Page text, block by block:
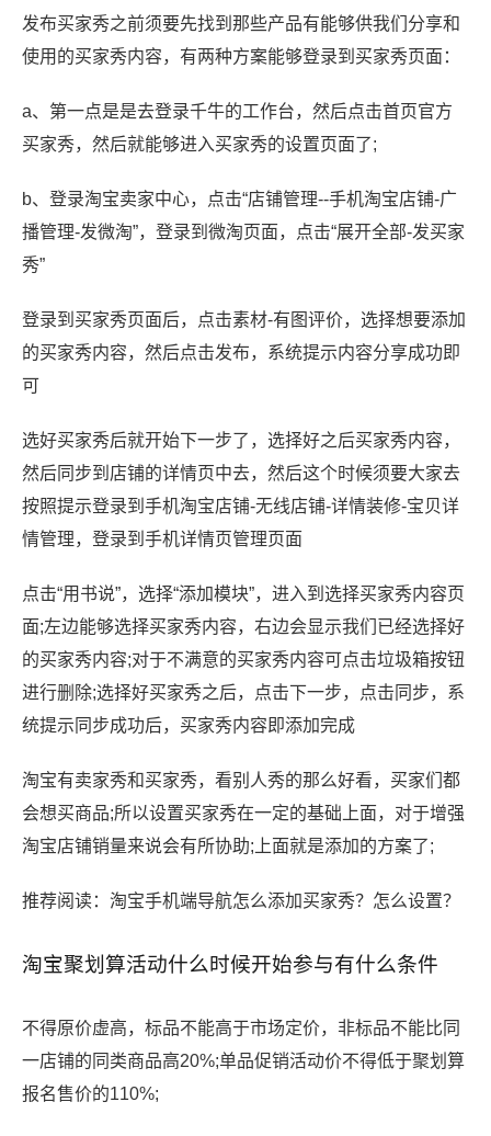
发布买家秀之前须要先找到那些产品有能够供我们分享和
使用的买家秀内容，有两种方案能够登录到买家秀页面：
a、第一点是是去登录千牛的工作台，然后点击首页官方
买家秀，然后就能够进入买家秀的设置页面了;
b、登录淘宝卖家中心，点击“店铺管理--手机淘宝店铺-广
播管理-发微淘”，登录到微淘页面，点击“展开全部-发买家
秀”
登录到买家秀页面后，点击素材-有图评价，选择想要添加
的买家秀内容，然后点击发布，系统提示内容分享成功即
可
选好买家秀后就开始下一步了，选择好之后买家秀内容，
然后同步到店铺的详情页中去，然后这个时候须要大家去
按照提示登录到手机淘宝店铺-无线店铺-详情装修-宝贝详
情管理，登录到手机详情页管理页面
点击“用书说”，选择“添加模块”，进入到选择买家秀内容页
面;左边能够选择买家秀内容，右边会显示我们已经选择好
的买家秀内容;对于不满意的买家秀内容可点击垃圾箱按钮
进行删除;选择好买家秀之后，点击下一步，点击同步，系
统提示同步成功后，买家秀内容即添加完成
淘宝有卖家秀和买家秀，看别人秀的那么好看，买家们都
会想买商品;所以设置买家秀在一定的基础上面，对于增强
淘宝店铺销量来说会有所协助;上面就是添加的方案了;
推荐阅读：淘宝手机端导航怎么添加买家秀？怎么设置？
淘宝聚划算活动什么时候开始参与有什么条件
不得原价虚高，标品不能高于市场定价，非标品不能比同
一店铺的同类商品高20%;单品促销活动价不得低于聚划算
报名售价的110%;